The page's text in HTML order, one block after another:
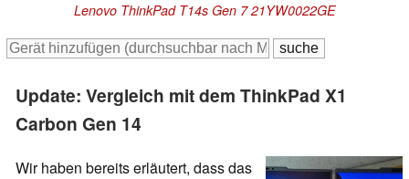
Lenovo ThinkPad T14s Gen 7 21YW0022GE
Update: Vergleich mit dem ThinkPad X1
Carbon Gen 14
Wir haben bereits erläutert, dass das